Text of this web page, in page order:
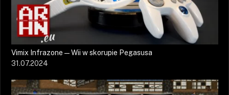
Vimix Infrazone — Wii w skorupie Pegasusa
31.07.2024